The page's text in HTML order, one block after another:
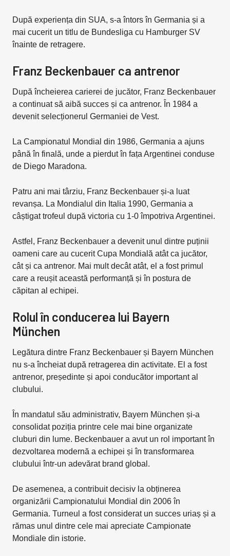
După experiența din SUA, s-a întors în Germania și a
mai cucerit un titlu de Bundesliga cu Hamburger SV
înainte de retragere.
Franz Beckenbauer ca antrenor
După încheierea carierei de jucător, Franz Beckenbauer
a continuat să aibă succes și ca antrenor. În 1984 a
devenit selecționerul Germaniei de Vest.
La Campionatul Mondial din 1986, Germania a ajuns
până în finală, unde a pierdut în fața Argentinei conduse
de Diego Maradona.
Patru ani mai târziu, Franz Beckenbauer și-a luat
revanșa. La Mondialul din Italia 1990, Germania a
câștigat trofeul după victoria cu 1-0 împotriva Argentinei.
Astfel, Franz Beckenbauer a devenit unul dintre puținii
oameni care au cucerit Cupa Mondială atât ca jucător,
cât și ca antrenor. Mai mult decât atât, el a fost primul
care a reușit această performanță și în postura de
căpitan al echipei.
Rolul în conducerea lui Bayern
München
Legătura dintre Franz Beckenbauer și Bayern München
nu s-a încheiat după retragerea din activitate. El a fost
antrenor, președinte și apoi conducător important al
clubului.
În mandatul său administrativ, Bayern München și-a
consolidat poziția printre cele mai bine organizate
cluburi din lume. Beckenbauer a avut un rol important în
dezvoltarea modernă a echipei și în transformarea
clubului într-un adevărat brand global.
De asemenea, a contribuit decisiv la obținerea
organizării Campionatului Mondial din 2006 în
Germania. Turneul a fost considerat un succes uriaș și a
rămas unul dintre cele mai apreciate Campionate
Mondiale din istorie.